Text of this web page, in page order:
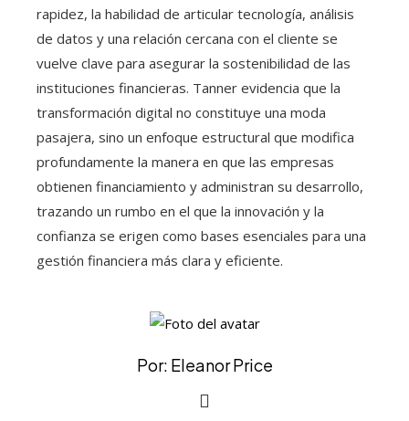
rapidez, la habilidad de articular tecnología, análisis
de datos y una relación cercana con el cliente se
vuelve clave para asegurar la sostenibilidad de las
instituciones financieras. Tanner evidencia que la
transformación digital no constituye una moda
pasajera, sino un enfoque estructural que modifica
profundamente la manera en que las empresas
obtienen financiamiento y administran su desarrollo,
trazando un rumbo en el que la innovación y la
confianza se erigen como bases esenciales para una
gestión financiera más clara y eficiente.
Por: Eleanor Price